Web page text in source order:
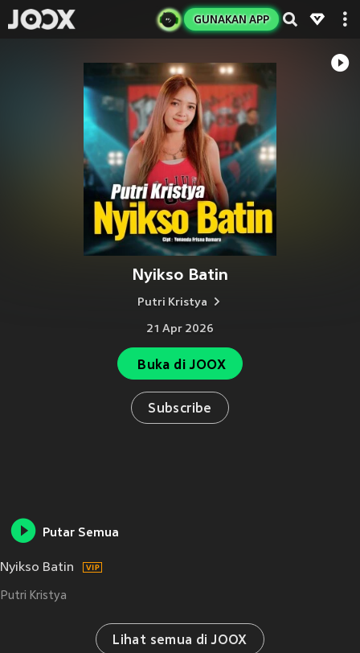
GUNAKAN APP
Nyikso Batin
Putri Kristya
21 Apr 2026
Buka di JOOX
Subscribe
Putar Semua
Nyikso Batin
Putri Kristya
Lihat semua di JOOX